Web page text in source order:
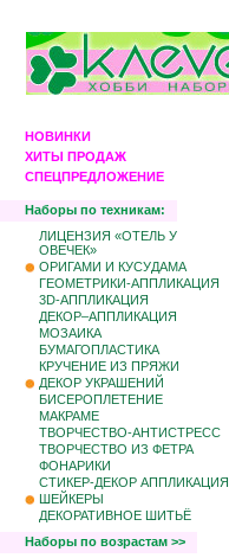
НОВИНКИ
ХИТЫ ПРОДАЖ
СПЕЦПРЕДЛОЖЕНИЕ
Наборы по техникам:
ЛИЦЕНЗИЯ «ОТЕЛЬ У
ОВЕЧЕК»
ОРИГАМИ И КУСУДАМА
ГЕОМЕТРИКИ-АППЛИКАЦИЯ
3D-АППЛИКАЦИЯ
ДЕКОР–АППЛИКАЦИЯ
МОЗАИКА
БУМАГОПЛАСТИКА
КРУЧЕНИЕ ИЗ ПРЯЖИ
ДЕКОР УКРАШЕНИЙ
БИCЕРОПЛЕТЕНИЕ
МАКРАМЕ
ТВОРЧЕСТВО-АНТИСТРЕСС
ТВОРЧЕСТВО ИЗ ФЕТРА
ФОНАРИКИ
СТИКЕР-ДЕКОР АППЛИКАЦИЯ
ШЕЙКЕРЫ
ДЕКОРАТИВНОЕ ШИТЬЁ
Наборы по возрастам >>